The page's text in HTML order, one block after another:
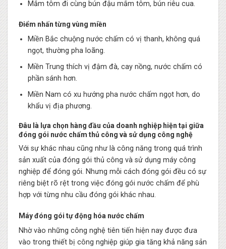
Mắm tôm đi cùng bún đậu mắm tôm, bún riêu cua.
Điểm nhấn từng vùng miền
Miền Bắc chuộng nước chấm có vị thanh, không quá
ngọt, thường pha loãng.
Miền Trung thích vị đậm đà, cay nồng, nước chấm có
phần sánh hơn.
Miền Nam có xu hướng pha nước chấm ngọt hơn, do
khẩu vị địa phương.
Đâu là lựa chọn hàng đầu của doanh nghiệp hiện tại giữa
đóng gói nước chấm thủ công và sử dụng công nghệ
Với sự khác nhau cũng như là công năng trong quá trình
sản xuất của đóng gói thủ công và sử dụng máy công
nghiệp để đóng gói. Nhưng mỗi cách đóng gói đều có sự
riêng biệt rõ rệt trong việc đóng gói nước chấm để phù
hợp với từng nhu cầu đóng gói khác nhau.
Máy đóng gói tự động hóa nước chấm
Nhờ vào những công nghệ tiên tiến hiện nay được đưa
vào trong thiết bị công nghiệp giúp gia tăng khả năng sản